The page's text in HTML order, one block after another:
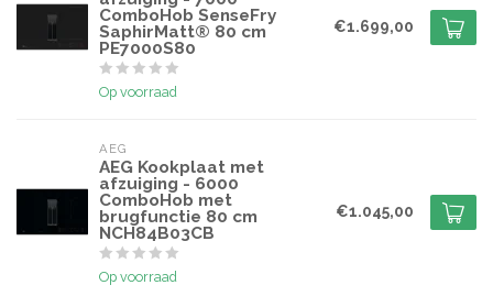
ComboHob SenseFry
SaphirMatt® 80 cm
PE7000S80
Op voorraad
€1.699,00
AEG
AEG Kookplaat met
afzuiging - 6000
ComboHob met
brugfunctie 80 cm
NCH84B03CB
Op voorraad
€1.045,00